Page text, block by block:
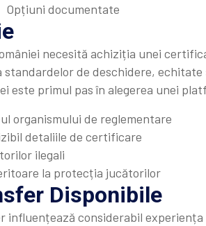
Opțiuni documentate
necesită achiziția unei
de deschidere,
primul pas în alegerea unei
organismului de reglementare
detaliile de certificare
ilegali
la protecția jucătorilor
Disponibile
influențează considerabil